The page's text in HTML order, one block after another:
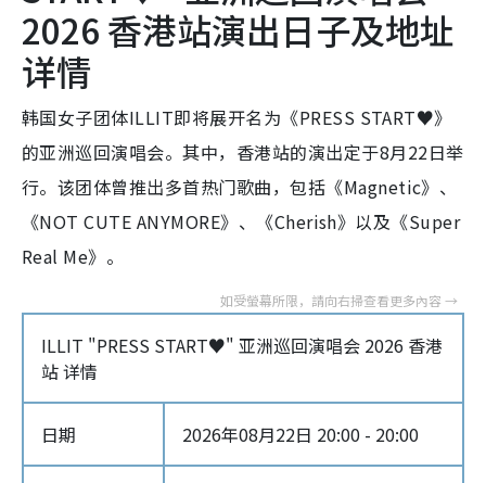
2026 香港站演出日子及地址
详情
韩国女子团体ILLIT即将展开名为《PRESS START♥︎》
的亚洲巡回演唱会。其中，香港站的演出定于8月22日举
行。该团体曾推出多首热门歌曲，包括《Magnetic》、
《NOT CUTE ANYMORE》、《Cherish》以及《Super
Real Me》。
ILLIT "PRESS START♥︎" 亚洲巡回演唱会 2026 香港
站 详情
日期 2026年08月22日 20:00 - 20:00